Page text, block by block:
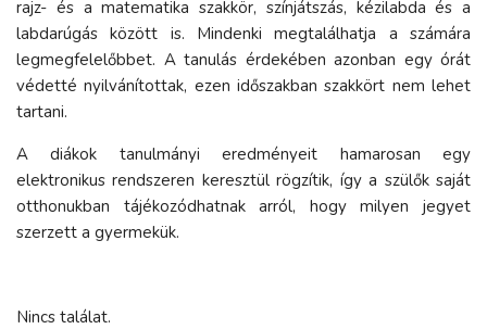
rajz- és a matematika szakkör, színjátszás, kézilabda és a
labdarúgás között is. Mindenki megtalálhatja a számára
legmegfelelőbbet. A tanulás érdekében azonban egy órát
védetté nyilvánítottak, ezen időszakban szakkört nem lehet
tartani.
A diákok tanulmányi eredményeit hamarosan egy
elektronikus rendszeren keresztül rögzítik, így a szülők saját
otthonukban tájékozódhatnak arról, hogy milyen jegyet
szerzett a gyermekük.
Nincs találat.